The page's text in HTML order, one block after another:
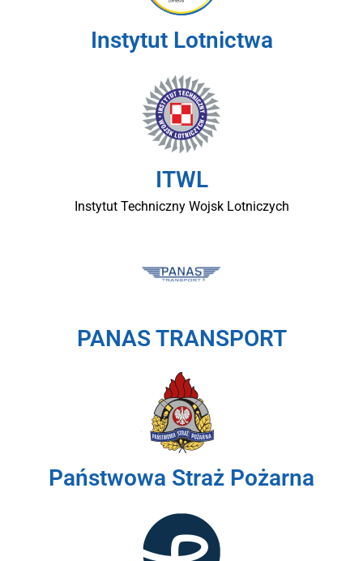
Instytut Lotnictwa
ITWL
Instytut Techniczny Wojsk Lotniczych
PANAS TRANSPORT
Państwowa Straż Pożarna